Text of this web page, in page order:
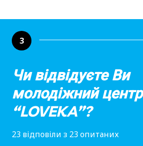
3
Чи відвідуєте Ви
молодіжний центр
“LOVEKA”?
23 відповіли з 23 опитаних